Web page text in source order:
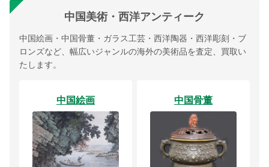
中国美術・西洋アンティーク
中国絵画・中国骨董・ガラス工芸・西洋陶器・西洋彫刻・ブ
ロンズなど、幅広いジャンルの海外の美術品を査定、買取い
たします。
中国絵画 中国骨董